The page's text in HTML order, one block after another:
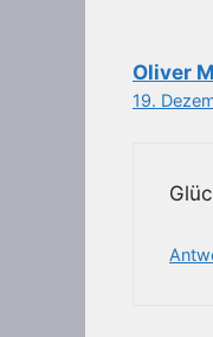
Oliver
19.